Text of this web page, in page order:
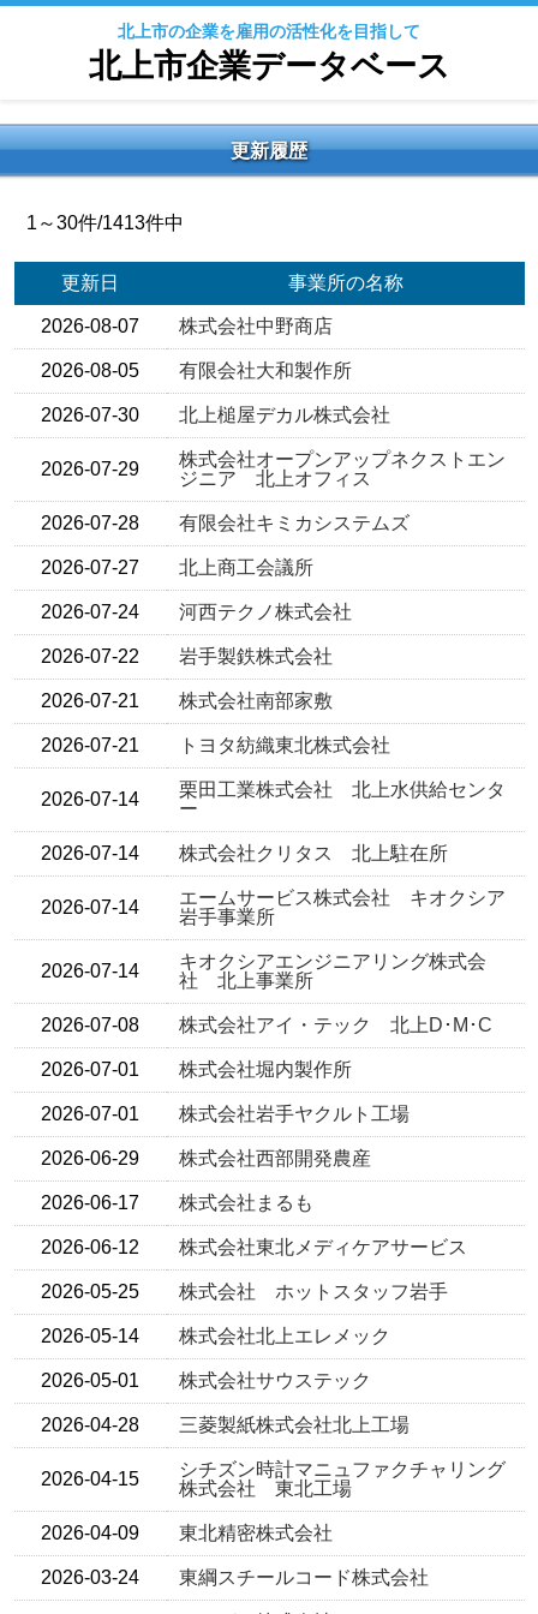
北上市の企業を雇用の活性化を目指して
北上市企業データベース
更新履歴
1～30件/1413件中
更新日 事業所の名称
2026-08-07 株式会社中野商店
2026-08-05 有限会社大和製作所
2026-07-30 北上槌屋デカル株式会社
2026-07-29
株式会社オープンアップネクストエン
ジニア 北上オフィス
2026-07-28 有限会社キミカシステムズ
2026-07-27 北上商工会議所
2026-07-24 河西テクノ株式会社
2026-07-22 岩手製鉄株式会社
2026-07-21 株式会社南部家敷
2026-07-21 トヨタ紡織東北株式会社
2026-07-14
栗田工業株式会社 北上水供給センタ
ー
2026-07-14 株式会社クリタス 北上駐在所
2026-07-14
エームサービス株式会社 キオクシア
岩手事業所
2026-07-14
キオクシアエンジニアリング株式会
社 北上事業所
2026-07-08 株式会社アイ・テック 北上D･M･C
2026-07-01 株式会社堀内製作所
2026-07-01 株式会社岩手ヤクルト工場
2026-06-29 株式会社西部開発農産
2026-06-17 株式会社まるも
2026-06-12 株式会社東北メディケアサービス
2026-05-25 株式会社 ホットスタッフ岩手
2026-05-14 株式会社北上エレメック
2026-05-01 株式会社サウステック
2026-04-28 三菱製紙株式会社北上工場
2026-04-15
シチズン時計マニュファクチャリング
株式会社 東北工場
2026-04-09 東北精密株式会社
2026-03-24 東綱スチールコード株式会社